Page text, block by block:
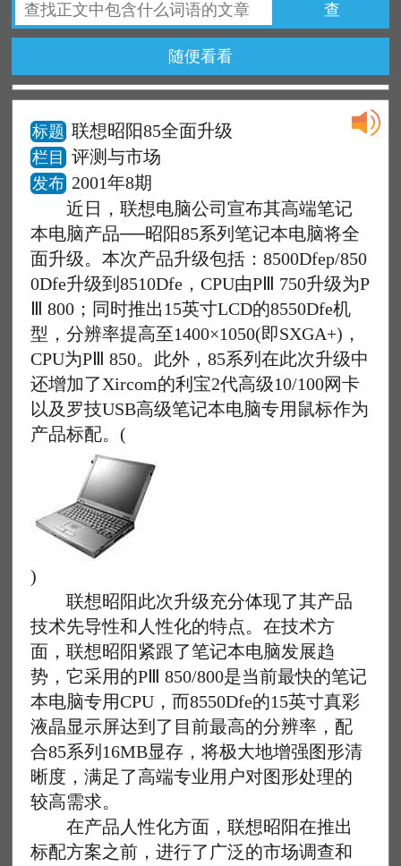
查
随便看看
标题 联想昭阳85全面升级
栏目 评测与市场
发布 2001年8期
近日，联想电脑公司宣布其高端笔记
本电脑产品──昭阳85系列笔记本电脑将全
面升级。本次产品升级包括：8500Dfep/850
0Dfe升级到8510Dfe，CPU由PⅢ 750升级为P
Ⅲ 800；同时推出15英寸LCD的8550Dfe机
型，分辨率提高至1400×1050(即SXGA+)，
CPU为PⅢ 850。此外，85系列在此次升级中
还增加了Xircom的利宝2代高级10/100网卡
以及罗技USB高级笔记本电脑专用鼠标作为
产品标配。(
)
联想昭阳此次升级充分体现了其产品
技术先导性和人性化的特点。在技术方
面，联想昭阳紧跟了笔记本电脑发展趋
势，它采用的PⅢ 850/800是当前最快的笔记
本电脑专用CPU，而8550Dfe的15英寸真彩
液晶显示屏达到了目前最高的分辨率，配
合85系列16MB显存，将极大地增强图形清
晰度，满足了高端专业用户对图形处理的
较高需求。
在产品人性化方面，联想昭阳在推出
标配方案之前，进行了广泛的市场调查和